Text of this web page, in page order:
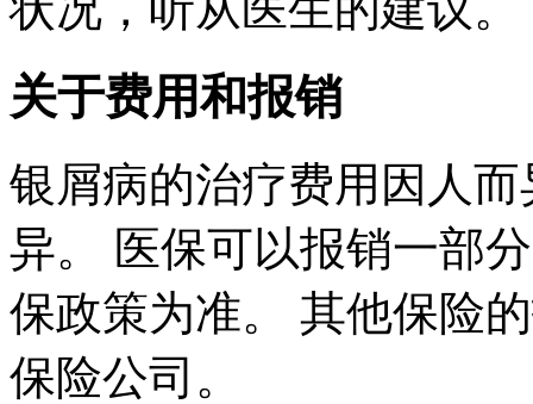
关于费用和报销
银屑病的治疗费用因人
异。 医保可以报销一部
保政策为准。 其他保险
保险公司。